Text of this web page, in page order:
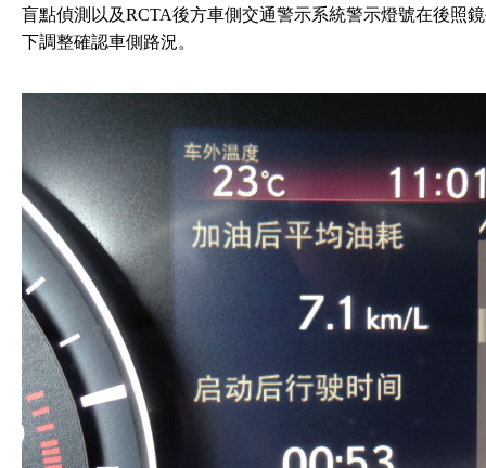
盲點偵測以及RCTA後方車側交通警示系統警示燈號在後照
下調整確認車側路況。